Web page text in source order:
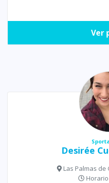
Ver
Desirée
Las Palmas de